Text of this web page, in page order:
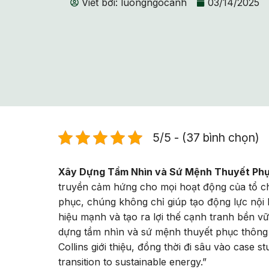
5/5 - (37 bình chọn)
Xây Dựng Tầm Nhìn và Sứ Mệnh Thuyết
truyền cảm hứng cho mọi hoạt động của tổ
phục, chúng không chỉ giúp tạo động lực
hiệu mạnh và tạo ra lợi thế cạnh tranh bền
dựng tầm nhìn và sứ mệnh thuyết phục
Collins giới thiệu, đồng thời đi sâu vào case
transition to sustainable energy.”